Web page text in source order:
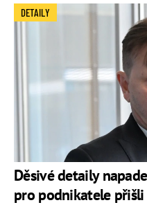
Děsivé detaily
pro podnikatele
DETAILY